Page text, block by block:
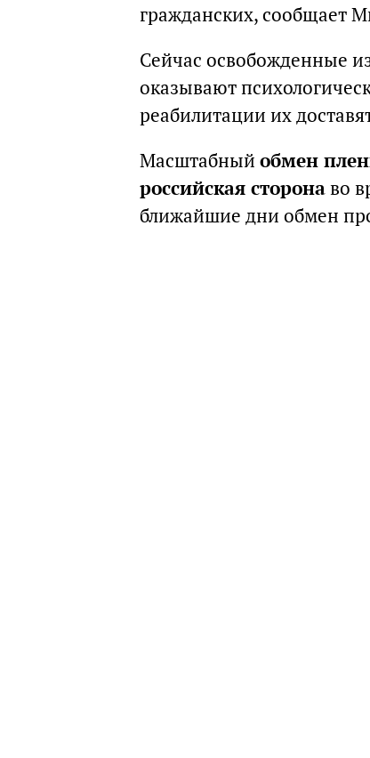
гражданских, сообщает
Сейчас освобожденные
оказывают
реабилитации их
Масштабный обмен
российская сторонаво
ближайшие дни обмен